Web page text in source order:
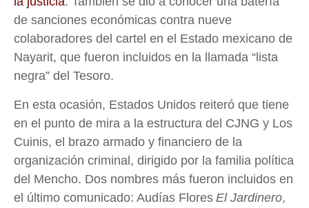
de sanciones económicas contra nueve
colaboradores del cartel en el Estado mexicano de
Nayarit, que fueron incluidos en la llamada “lista
negra” del Tesoro.
En esta ocasión, Estados Unidos reiteró que tiene
en el punto de mira a la estructura del CJNG y Los
Cuinis, el brazo armado y financiero de la
organización criminal, dirigido por la familia política
del Mencho. Dos nombres más fueron incluidos en
el último comunicado: Audías Flores El Jardinero,